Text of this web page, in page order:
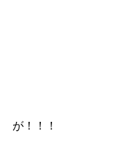
が！！！